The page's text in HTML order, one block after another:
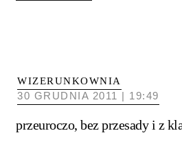
WIZERUNKOWNIA
30 GRUDNIA 2011 | 19:49
przeuroczo, bez przesady i z